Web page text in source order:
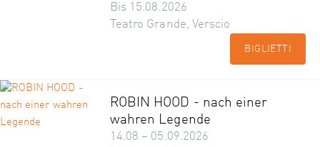
Bis 15.08.2026
Teatro Grande, Verscio
BIGLIETTI
ROBIN HOOD - nach einer
wahren Legende
14.08 – 05.09.2026